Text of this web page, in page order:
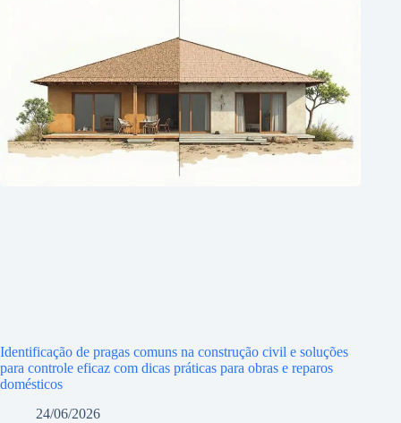
Identificação de pragas comuns na construção civil e soluções
para controle eficaz com dicas práticas para obras e reparos
domésticos
24/06/2026